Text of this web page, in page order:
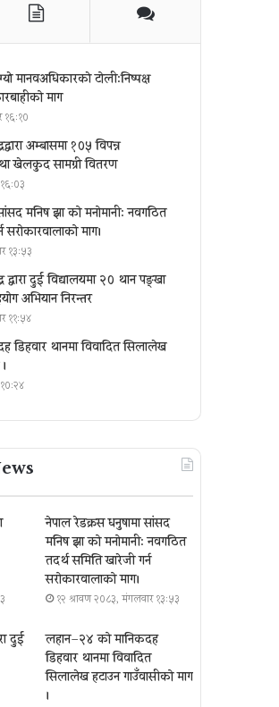
मानवअधिकारकाे टोली:निष्पक्ष
माग
१६:१०
अम्बासमा १०५ विपन्न
खेलकुद सामग्री वितरण
मनिष झा को मनोमानी: नवगठित
सरोकारवालाको माग।
१३:५३
दुई विद्यालयमा २० थान पङ्खा
अभियान निरन्तर
११:५४
डिहवार थानमा विवादित सिलालेख
नेपाल रेडक्रस धनुषामा सांसद
मनिष झा को मनोमानी: नवगठित
तदर्थ समिति खारेजी गर्न
सरोकारवालाको माग।
१२ श्रावण २०८३, मंगलवार १३:५३
दुई
लहान–२४ को मानिकदह
डिहवार थानमा विवादित
सिलालेख हटाउन गाउँवासीको माग
।